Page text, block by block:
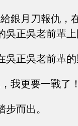
銀月刀報仇，
吳正吳老前輩
吳正吳老前輩
我更要一戰了
而出。